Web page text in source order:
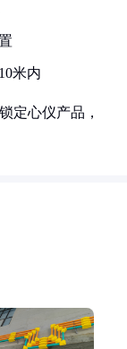
米内
定心仪产品，